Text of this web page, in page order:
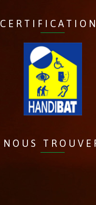
NOUS